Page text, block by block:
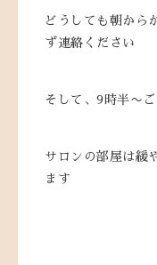
どうしても朝から
ず連絡ください
そして、9時半〜ご
サロンの部屋は緩
ます